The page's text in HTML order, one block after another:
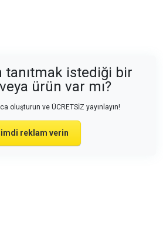
tanıtmak istediği bir
ürün var mı?
oluşturun ve ÜCRETSİZ yayınlayın!
reklam verin